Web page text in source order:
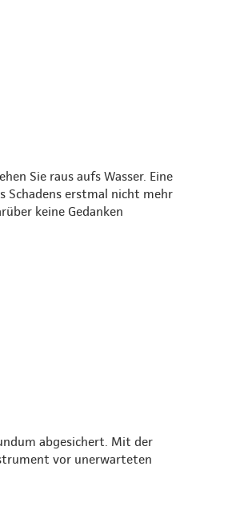
Sie raus aufs Wasser. Eine
Schadens erstmal nicht mehr
keine Gedanken
abgesichert. Mit der
vor unerwarteten